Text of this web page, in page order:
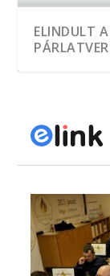
ELINDULT